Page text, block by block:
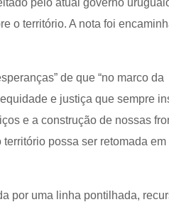
o território. A nota foi
de que “no marco da
e justiça que sempre
e a construção de nossas
possa ser retomada em
por uma linha pontilhada,